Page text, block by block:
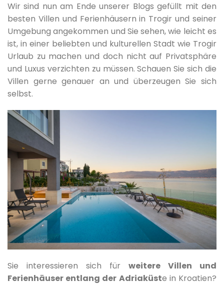
Wir sind nun am Ende unserer Blogs gefüllt mit den
besten Villen und Ferienhäusern in Trogir und seiner
Umgebung angekommen und Sie sehen, wie leicht es
ist, in einer beliebten und kulturellen Stadt wie Trogir
Urlaub zu machen und doch nicht auf Privatsphäre
und Luxus verzichten zu müssen. Schauen Sie sich die
Villen gerne genauer an und überzeugen Sie sich
selbst.
Sie interessieren sich für weitere Villen und
Ferienhäuser entlang der Adriaküste in Kroatien?